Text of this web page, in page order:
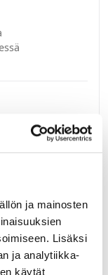
ja mainosten
Lisäksi
ja analytiikka-
käytät